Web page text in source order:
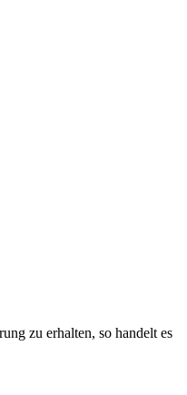
zu erhalten, so handelt es